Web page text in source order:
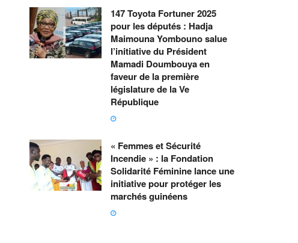
147 Toyota Fortuner 2025
pour les députés : Hadja
Maimouna Yombouno salue
l’initiative du Président
Mamadi Doumbouya en
faveur de la première
législature de la Ve
République
« Femmes et Sécurité
Incendie » : la Fondation
Solidarité Féminine lance une
initiative pour protéger les
marchés guinéens